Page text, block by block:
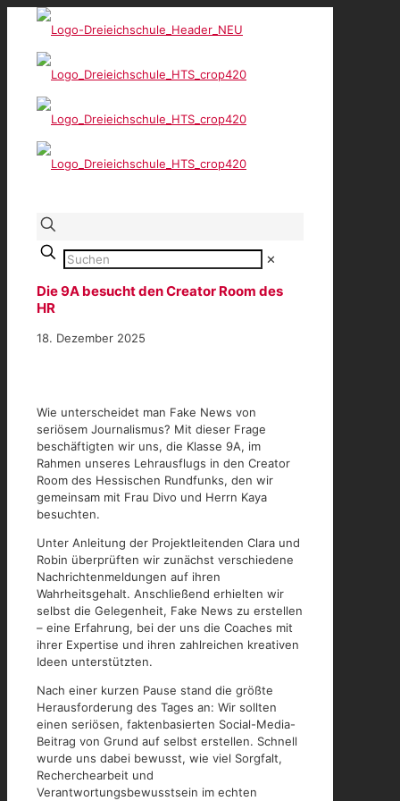
✕
Die 9A besucht den Creator Room des
HR
18. Dezember 2025
Wie unterscheidet man Fake News von
seriösem Journalismus? Mit dieser Frage
beschäftigten wir uns, die Klasse 9A, im
Rahmen unseres Lehrausflugs in den Creator
Room des Hessischen Rundfunks, den wir
gemeinsam mit Frau Divo und Herrn Kaya
besuchten.
Unter Anleitung der Projektleitenden Clara und
Robin überprüften wir zunächst verschiedene
Nachrichtenmeldungen auf ihren
Wahrheitsgehalt. Anschließend erhielten wir
selbst die Gelegenheit, Fake News zu erstellen
– eine Erfahrung, bei der uns die Coaches mit
ihrer Expertise und ihren zahlreichen kreativen
Ideen unterstützten.
Nach einer kurzen Pause stand die größte
Herausforderung des Tages an: Wir sollten
einen seriösen, faktenbasierten Social-Media-
Beitrag von Grund auf selbst erstellen. Schnell
wurde uns dabei bewusst, wie viel Sorgfalt,
Recherchearbeit und
Verantwortungsbewusstsein im echten